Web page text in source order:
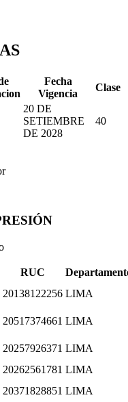
Fecha
Vigencia
Clase
20 DE
SETIEMBRE
DE 2028
40
RUC
20138122256 LIMA
20517374661 LIMA
20257926371 LIMA
20262561781 LIMA
20371828851 LIMA